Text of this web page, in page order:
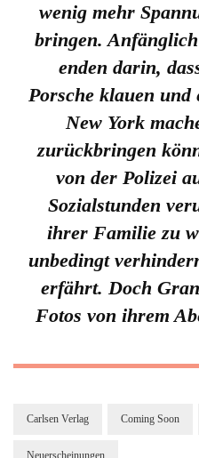
wenig mehr
bringen.
enden darin,
Porsche klauen
New York
zurückbringen
von der Polizei
Sozialstunden
ihrer Familie zu
unbedingt
erfährt. Doch
Fotos von ihrem
Carlsen Verlag Coming Soon